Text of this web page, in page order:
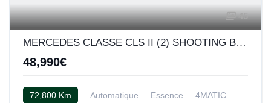
45
MERCEDES CLASSE CLS II (2) SHOOTING BRAKE 5.5 63 AMG S 4MATIC
48,990€
72,800 Km Automatique Essence
4MATIC